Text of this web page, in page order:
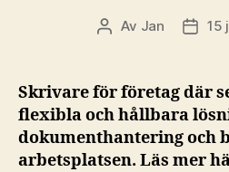
Inläggsförfattare
Av Jan 15
Skrivare för företag där
flexibla och hållbara
dokumenthantering och
arbetsplatsen. Läs mer